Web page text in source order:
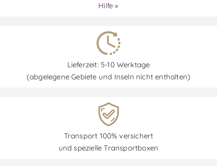
Hilfe »
Lieferzeit: 5-10 Werktage
(abgelegene Gebiete und Inseln nicht enthalten)
Transport 100% versichert
und spezielle Transportboxen